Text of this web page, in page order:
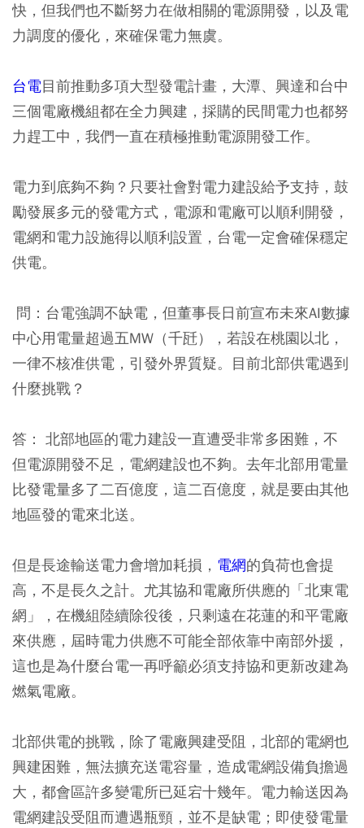
快，但我們也不斷努力在做相關的電源開發，以及電
力調度的優化，來確保電力無虞。
台電目前推動多項大型發電計畫，大潭、興達和台中
三個電廠機組都在全力興建，採購的民間電力也都努
力趕工中，我們一直在積極推動電源開發工作。
電力到底夠不夠？只要社會對電力建設給予支持，鼓
勵發展多元的發電方式，電源和電廠可以順利開發，
電網和電力設施得以順利設置，台電一定會確保穩定
供電。
問：台電強調不缺電，但董事長日前宣布未來AI數據
中心用電量超過五MW（千瓩），若設在桃園以北，
一律不核准供電，引發外界質疑。目前北部供電遇到
什麼挑戰？
答： 北部地區的電力建設一直遭受非常多困難，不
但電源開發不足，電網建設也不夠。去年北部用電量
比發電量多了二百億度，這二百億度，就是要由其他
地區發的電來北送。
但是長途輸送電力會增加耗損， 電網的負荷也會提
高，不是長久之計。尤其協和電廠所供應的「北東電
網」，在機組陸續除役後，只剩遠在花蓮的和平電廠
來供應，屆時電力供應不可能全部依靠中南部外援，
這也是為什麼台電一再呼籲必須支持協和更新改建為
燃氣電廠。
北部供電的挑戰，除了電廠興建受阻，北部的電網也
興建困難，無法擴充送電容量，造成電網設備負擔過
大，都會區許多變電所已延宕十幾年。電力輸送因為
電網建設受阻而遭遇瓶頸，並不是缺電；即使發電量